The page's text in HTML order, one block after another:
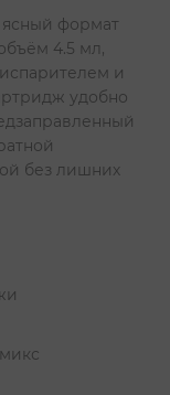
ясный формат
4.5 мл,
и
удобно
без лишних